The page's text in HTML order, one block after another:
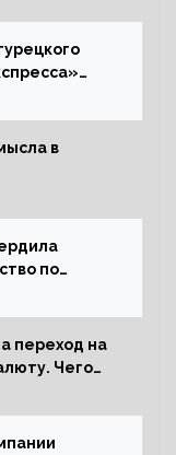
в
по
переход на
Чего